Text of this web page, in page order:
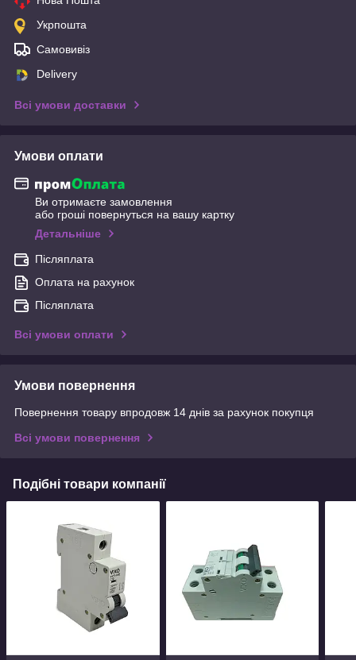
Укрпошта
Самовивіз
Delivery
Всі умови доставки
Умови оплати
Ви отримаєте замовлення
або гроші повернуться на вашу картку
Детальніше
Післяплата
Оплата на рахунок
Післяплата
Всі умови оплати
Умови повернення
Повернення товару впродовж 14 днів за рахунок покупця
Всі умови повернення
Подібні товари компанії